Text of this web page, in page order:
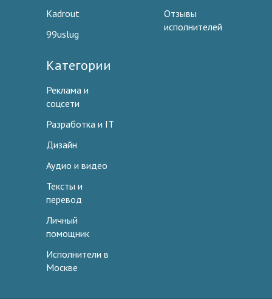
Kadrout
99uslug
Отзывы
исполнителей
Категории
Реклама и
соцсети
Разработка и IT
Дизайн
Аудио и видео
Тексты и
перевод
Личный
помощник
Исполнители в
Москве